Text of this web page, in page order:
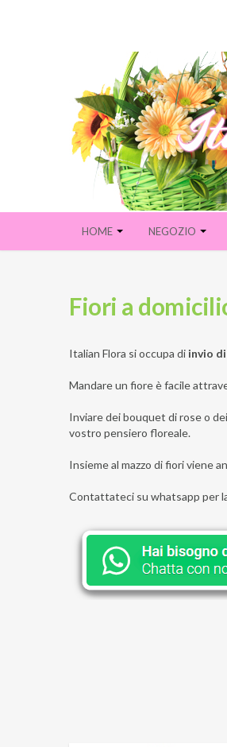
HOME NEGOZIO
Fiori a
Italian Flora si occupa di invio di
Mandare un fiore è facile
Inviare dei bouquet di rose o
vostro pensiero floreale.
Insieme al mazzo di fiori viene
Contattateci su whatsapp per